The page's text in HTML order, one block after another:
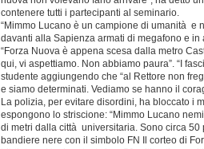
contenere tutti i partecipanti al seminario.
“Mimmo Lucano è un campione di umanità e
davanti alla Sapienza armati di megafono e in
“Forza Nuova è appena scesa dalla metro
qui, vi aspettiamo. Non abbiamo paura”. “I
studente aggiungendo che “al Rettore non
e siamo determinati. Vediamo se hanno il
La polizia, per evitare disordini, ha bloccato i
espongono lo striscione: “Mimmo Lucano
di metri dalla città universitaria. Sono circa
bandiere nere con il simbolo FN Il corteo di